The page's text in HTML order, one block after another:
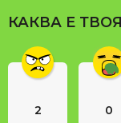
a
g
n
КАКВА Е
2 0